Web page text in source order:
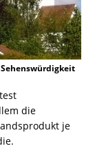
die
je